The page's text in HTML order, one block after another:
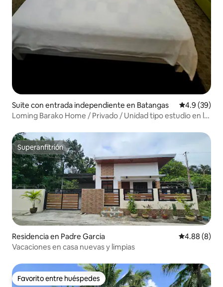
Suite con entrada independiente en Batangas Calificación
4.9 (39)
Loming Barako Home / Privado / Unidad tipo estudio en la
Superanfitrión
Superanfitrión
Residencia en Padre Garcia Calificación
4.88 (8)
Vacaciones en casa nuevas y limpias
Favorito entre huéspedes
Favorito entre huéspedes